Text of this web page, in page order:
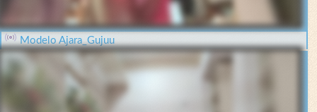
Modelo Ajara_Gujuu